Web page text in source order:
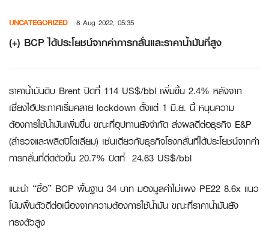
content
UNCATEGORIZED 8 Aug 2022, 05:35
(+) BCP ได้ประโยชน์จากค่าการกลั่นและราคาน้ำมันที่สูง
ราคาน้ำมันดิบ Brent ปิดที่ 114 US$/bbl เพิ่มขึ้น 2.4% หลังจาก
เซี่ยงไฮ้ประกาศเริ่มคลาย lockdown ตั้งแต่ 1 มิ.ย. นี้ หนุนความ
ต้องการใช้น้ำมันเพิ่มขึ้น ขณะที่อุปทานยังจำกัด ส่งผลดีต่อธุรกิจ E&P
(สำรวจและผลิตปิโตเลียม) เช่นเดียวกับธุรกิจโรงกลั่นที่ได้ประโยชน์จากค่า
การกลั่นที่ดีดตัวขึ้น 20.7% ปิดที่ 24.63 US$/bbl
แนะนำ “ซื้อ” BCP พื้นฐาน 34 บาท มองมูลค่าไม่แพง PE22 8.6x แนว
โน้มฟื้นตัวดีต่อเนื่องจากความต้องการใช้น้ำมัน ขณะที่ราคาน้ำมันยัง
ทรงตัวสูง